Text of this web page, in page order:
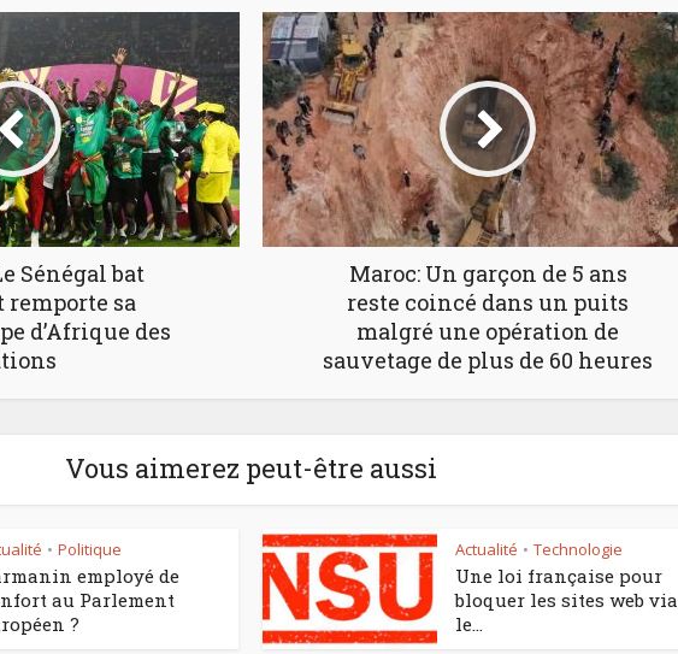
Sénégal bat
remporte sa
d’Afrique des
Maroc: Un garçon de 5 ans
reste coincé dans un puits
malgré une opération de
sauvetage de plus de 60 heures
Vous aimerez peut-être aussi
• Politique
employé de
au Parlement
?
Actualité • Technologie
Une loi française pour
bloquer les sites web via
le...